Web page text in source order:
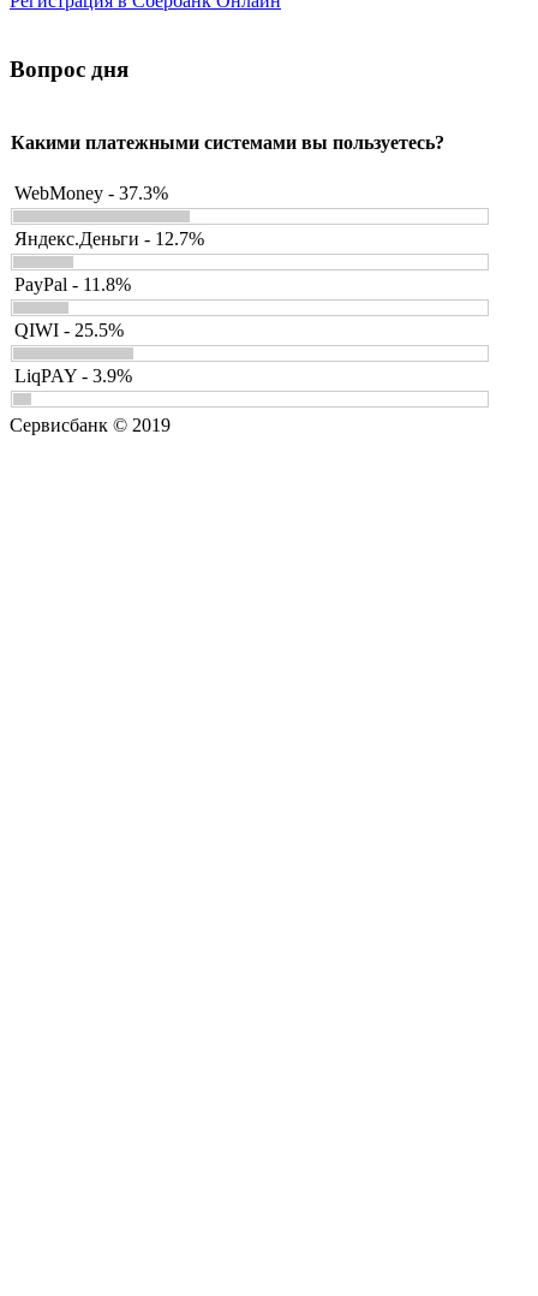
Вопрос дня
Какими платежными системами вы пользуетесь?
WebMoney - 37.3%
Яндекс.Деньги - 12.7%
PayPal - 11.8%
QIWI - 25.5%
LiqPAY - 3.9%
Сервисбанк © 2019